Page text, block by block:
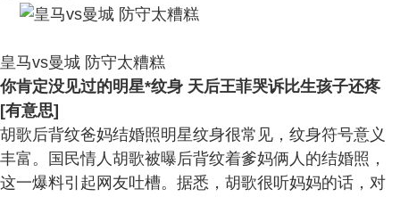
皇马vs曼城 防守太糟糕
你肯定没见过的明星*纹身 天后王菲哭诉比生孩子还疼
[有意思]
胡歌后背纹爸妈结婚照明星纹身很常见，纹身符号意义
丰富。国民情人胡歌被曝后背纹着爹妈俩人的结婚照，
这一爆料引起网友吐槽。据悉，胡歌很听妈妈的话，对